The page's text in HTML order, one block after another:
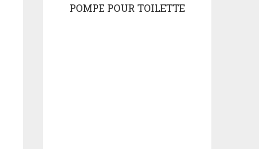
POMPE POUR TOILETTE